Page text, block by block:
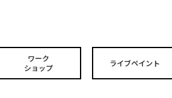
ワーク
ショップ
ライブペイント